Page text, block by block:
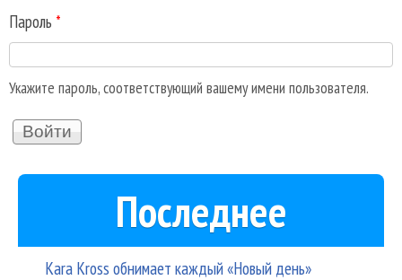
Пароль *
Укажите пароль, соответствующий вашему имени пользователя.
Последнее
Kara Kross обнимает каждый «Новый день»